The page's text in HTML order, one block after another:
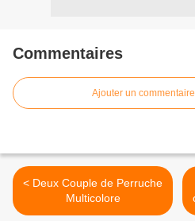
Commentaires
Ajouter un commentaire
< Deux Couple de Perruche
Multicolore